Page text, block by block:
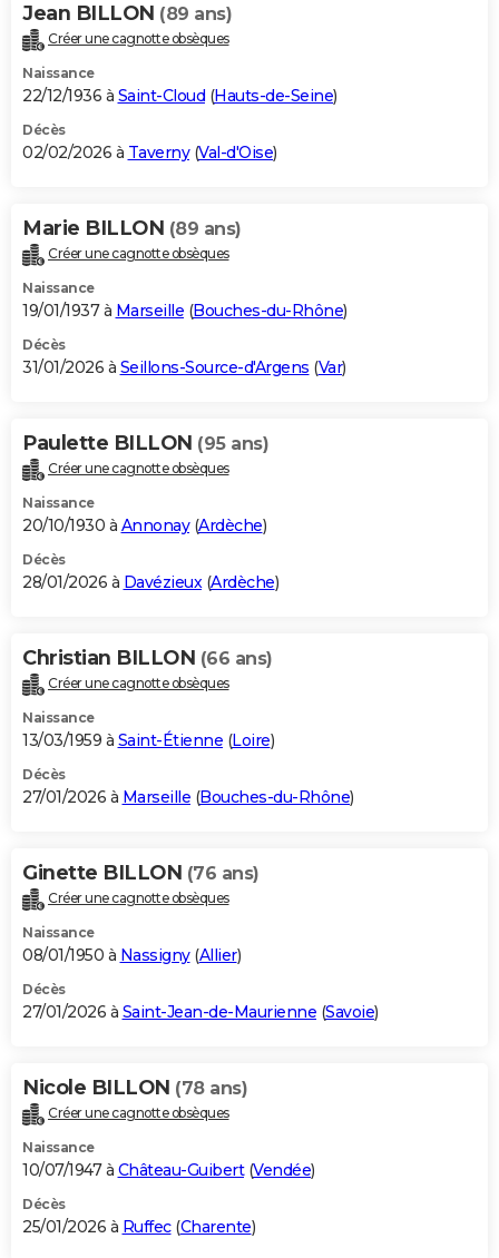
Jean BILLON (89 ans)
Créer une cagnotte obsèques
Naissance
22/12/1936 à Saint-Cloud (Hauts-de-Seine)
Décès
02/02/2026 à Taverny(Val-d'Oise)
Marie BILLON (89 ans)
Créer une cagnotte obsèques
Naissance
19/01/1937 à Marseille (Bouches-du-Rhône)
Décès
31/01/2026 à Seillons-Source-d'Argens (Var)
Paulette BILLON (95 ans)
Créer une cagnotte obsèques
Naissance
20/10/1930 à Annonay(Ardèche)
Décès
28/01/2026 à Davézieux(Ardèche)
Christian BILLON (66 ans)
Créer une cagnotte obsèques
Naissance
13/03/1959 à Saint-Étienne (Loire)
Décès
27/01/2026 à Marseille (Bouches-du-Rhône)
Ginette BILLON (76 ans)
Créer une cagnotte obsèques
Naissance
08/01/1950 à Nassigny(Allier)
Décès
27/01/2026 à Saint-Jean-de-Maurienne (Savoie)
Nicole BILLON (78 ans)
Créer une cagnotte obsèques
Naissance
10/07/1947 à Château-Guibert(Vendée)
Décès
25/01/2026 à Ruffec(Charente)